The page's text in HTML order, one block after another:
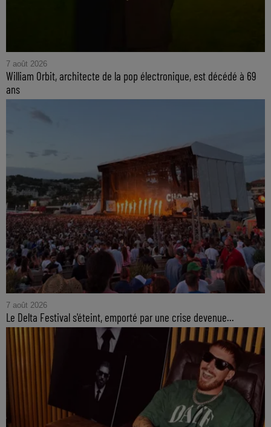
7 août 2026
William Orbit, architecte de la pop électronique, est décédé à 69
ans
7 août 2026
Le Delta Festival s'éteint, emporté par une crise devenue...